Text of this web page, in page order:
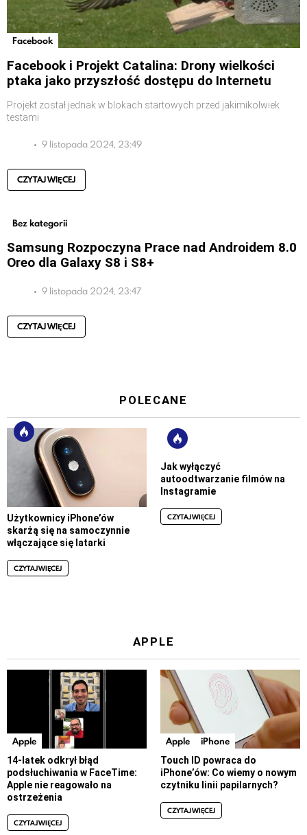
Facebook
Facebook i Projekt Catalina: Drony wielkości
ptaka jako przyszłość dostępu do Internetu
Projekt został jednak w blokach startowych przed jakimikolwiek
testami
9 listopada 2024, 23:49
CZYTAJ WIĘCEJ
Bez kategorii
Samsung Rozpoczyna Prace nad Androidem 8.0
Oreo dla Galaxy S8 i S8+
9 listopada 2024, 23:47
CZYTAJ WIĘCEJ
POLECANE
Użytkownicy iPhone’ów
skarżą się na samoczynnie
włączające się latarki
CZYTAJ WIĘCEJ
Jak wyłączyć
autoodtwarzanie filmów na
Instagramie
CZYTAJ WIĘCEJ
APPLE
Apple
14-latek odkrył błąd
podsłuchiwania w FaceTime:
Apple nie reagowało na
ostrzeżenia
CZYTAJ WIĘCEJ
Apple iPhone
Touch ID powraca do
iPhone’ów: Co wiemy o nowym
czytniku linii papilarnych?
CZYTAJ WIĘCEJ